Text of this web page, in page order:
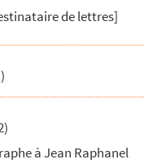
de lettres]
à Jean Raphanel